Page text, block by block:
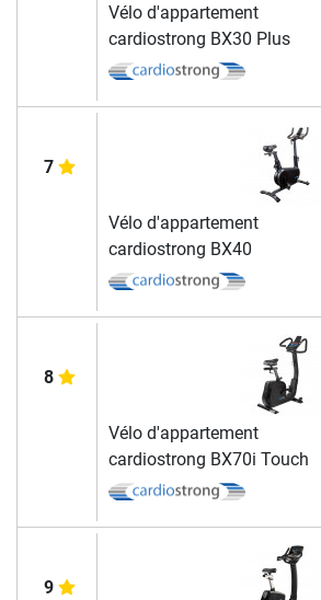
Vélo d'appartement
cardiostrong BX30 Plus
7
Vélo d'appartement
cardiostrong BX40
8
Vélo d'appartement
cardiostrong BX70i Touch
9